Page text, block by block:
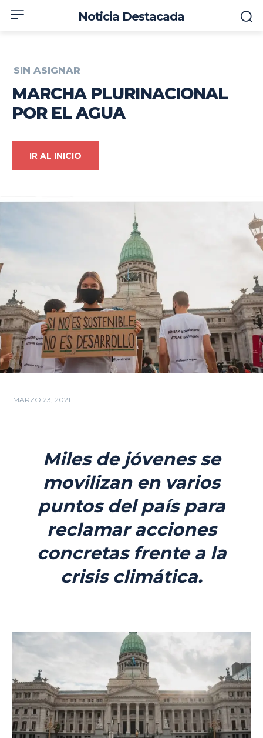
Noticia Destacada
SIN ASIGNAR
MARCHA PLURINACIONAL
POR EL AGUA
IR AL INICIO
MARZO 23, 2021
Miles de jóvenes se
movilizan en varios
puntos del país para
reclamar acciones
concretas frente a la
crisis climática.